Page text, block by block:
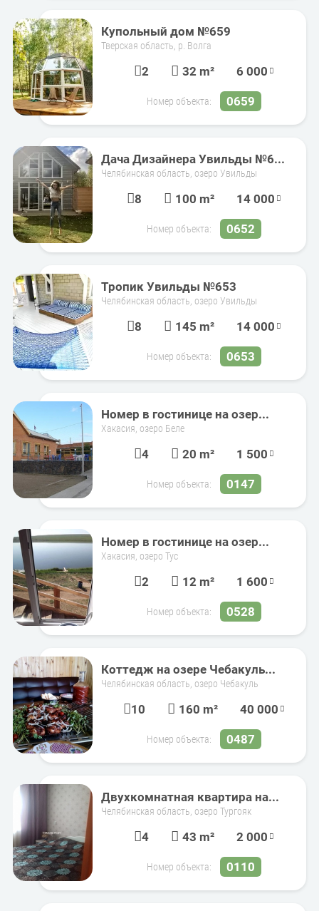
Купольный дом №659
Тверская область, р. Волга
2 32 m² 6 000
Номер объекта: 0659
Дача Дизайнера Увильды №6...
Челябинская область, озеро Увильды
8 100 m² 14 000
Номер объекта: 0652
Тропик Увильды №653
Челябинская область, озеро Увильды
8 145 m² 14 000
Номер объекта: 0653
Номер в гостинице на озер...
Хакасия, озеро Беле
4 20 m² 1 500
Номер объекта: 0147
Номер в гостинице на озер...
Хакасия, озеро Тус
2 12 m² 1 600
Номер объекта: 0528
Коттедж на озере Чебакуль...
Челябинская область, озеро Чебакуль
10 160 m² 40 000
Номер объекта: 0487
Двухкомнатная квартира на...
Челябинская область, озеро Тургояк
4 43 m² 2 000
Номер объекта: 0110